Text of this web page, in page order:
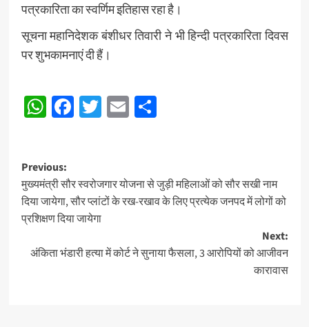
पत्रकारिता का स्वर्णिम इतिहास रहा है।
सूचना महानिदेशक बंशीधर तिवारी ने भी हिन्दी पत्रकारिता दिवस
पर शुभकामनाएं दी हैं।
Post
Navigation
WhatsApp
Facebook
Twitter
EmailShare
Post
navigation
Previous:
मुख्यमंत्री सौर स्वरोजगार योजना से जुड़ी महिलाओं को सौर सखी नाम
दिया जायेगा, सौर प्लांटों के रख-रखाव के लिए प्रत्येक जनपद में लोगों को
प्रशिक्षण दिया जायेगा
Next:
अंकिता भंडारी हत्या में कोर्ट ने सुनाया फैसला, 3 आरोपियों को आजीवन
कारावास